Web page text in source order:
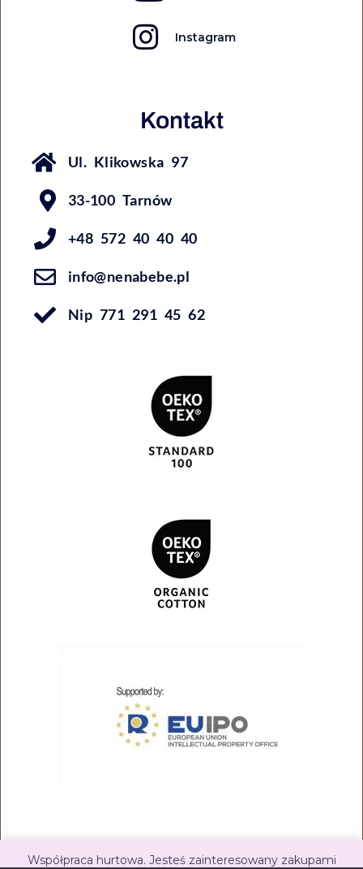
Współpraca hurtowa. Jesteś zainteresowany zakupami
Instagram
Kontakt
Ul. Klikowska 97
33-100 Tarnów
+48 572 40 40 40
info@nenabebe.pl
Nip 771 291 45 62